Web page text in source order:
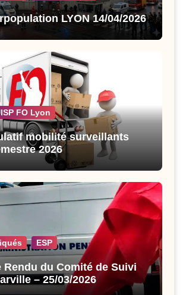
LYON 14/04/2026
FO Lyon
mobilité surveillants
2026
ESP
du Comité de Suivi
– 25/03/2026